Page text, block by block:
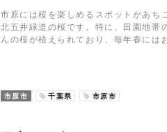
市原には桜を楽しめるスポットがあち
北五井緑道の桜です。特に、田園地帯
んの桜が植えられており、毎年春に
市原市 千葉県 市原市